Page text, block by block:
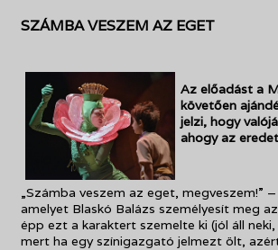
SZÁMBA VESZEM AZ EGET
Az előadást a
követően
jelzi, hogy
ahogy az
„Számba veszem az eget, megveszem!”
amelyet Blaskó Balázs személyesít meg
épp ezt a karaktert szemelte ki (jól áll
mert ha egy színigazgató jelmezt ölt,